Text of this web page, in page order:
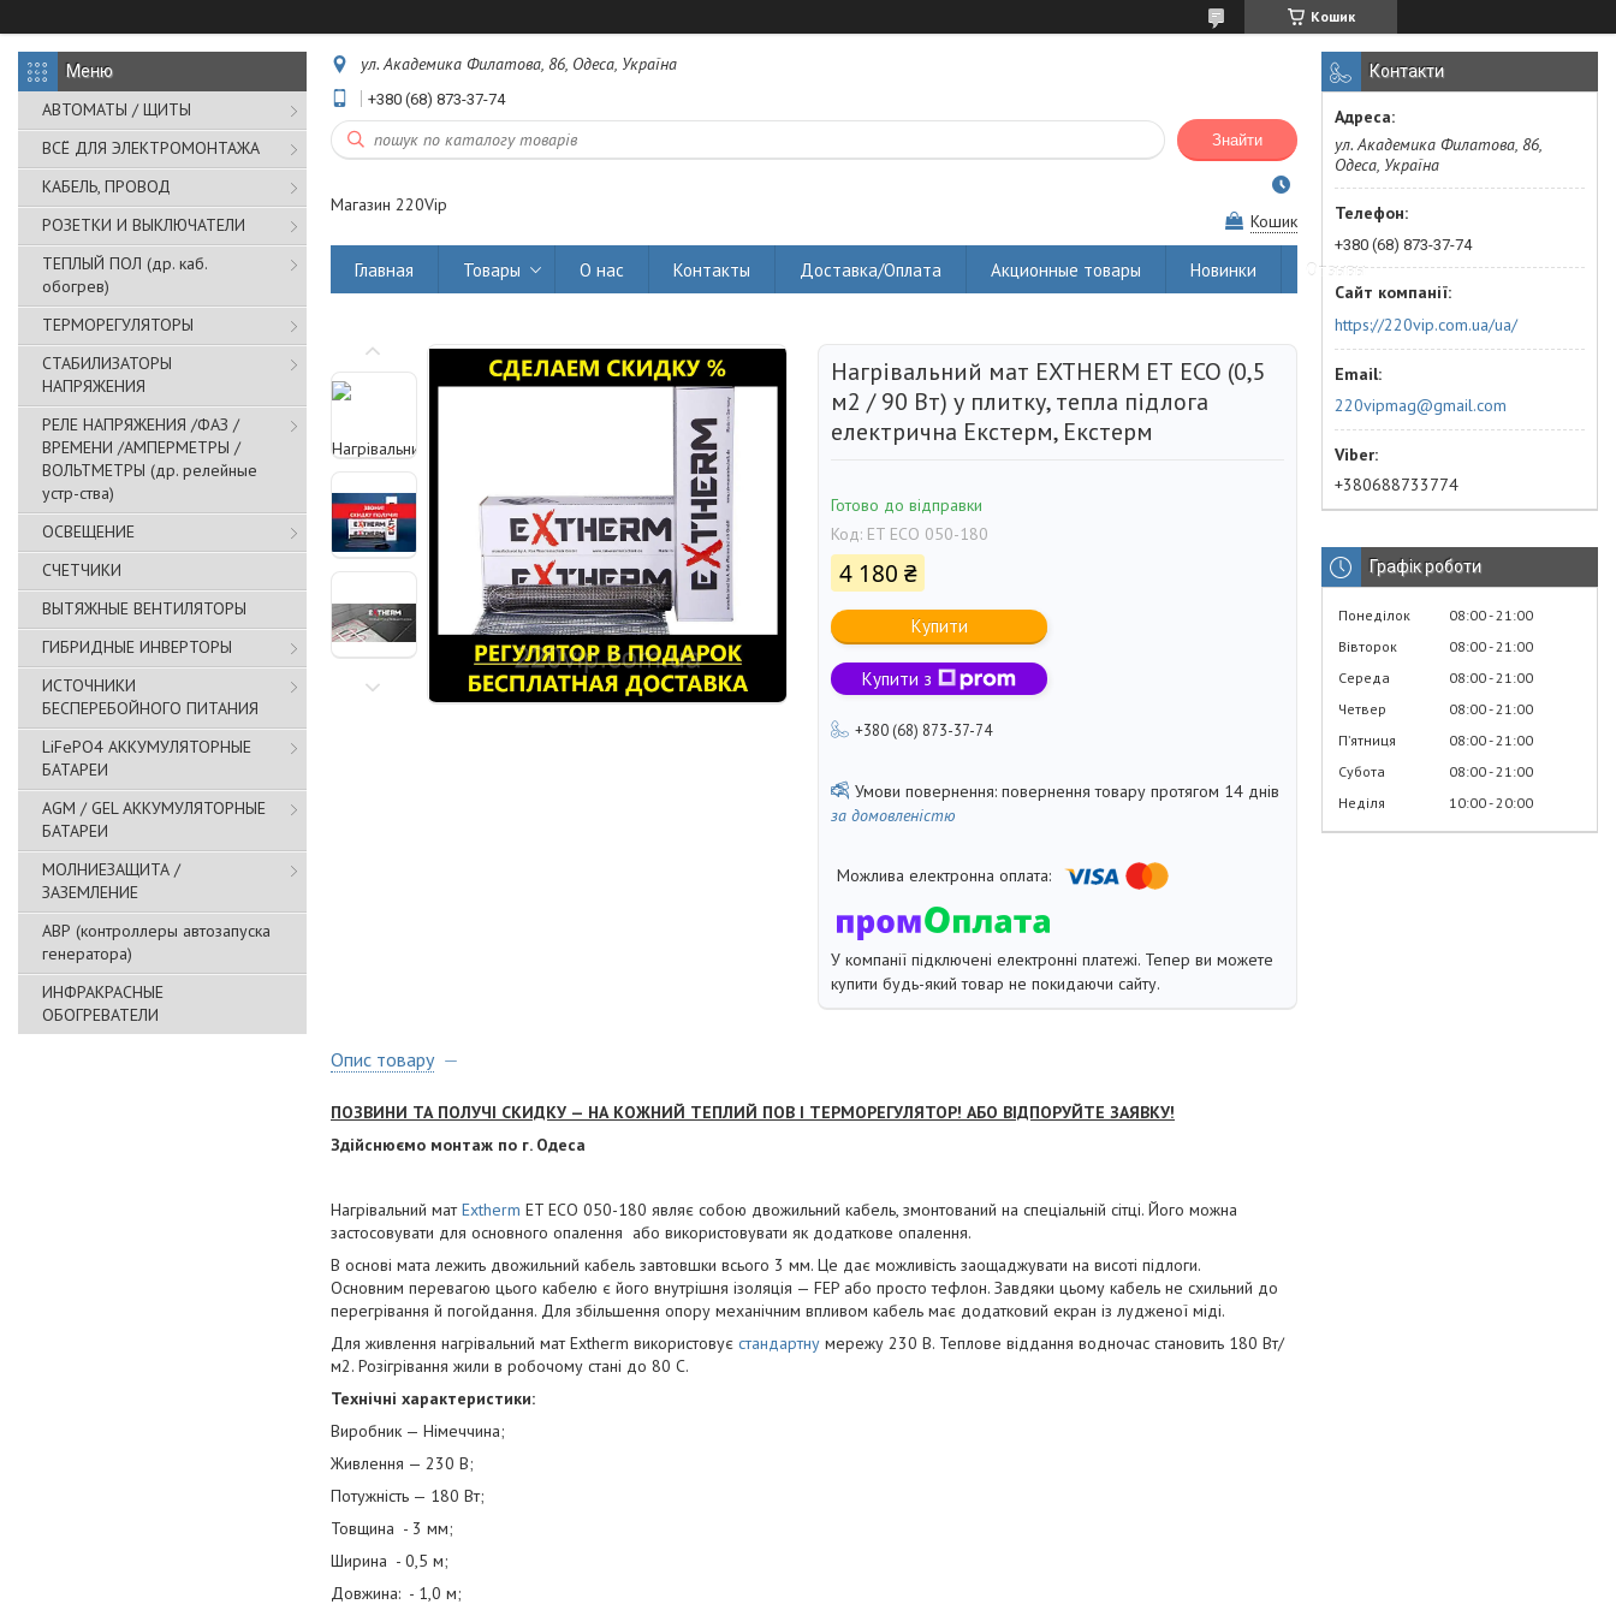
Кошик
АВТОМАТЫ / ЩИТЫ
ВСЁ ДЛЯ ЭЛЕКТРОМОНТАЖА
КАБЕЛЬ, ПРОВОД
РОЗЕТКИ И ВЫКЛЮЧАТЕЛИ
ТЕПЛЫЙ ПОЛ (др. каб.
обогрев)
ТЕРМОРЕГУЛЯТОРЫ
СТАБИЛИЗАТОРЫ
НАПРЯЖЕНИЯ
РЕЛЕ НАПРЯЖЕНИЯ /ФАЗ /
ВРЕМЕНИ /АМПЕРМЕТРЫ /
ВОЛЬТМЕТРЫ (др. релейные
устр-ства)
ОСВЕЩЕНИЕ
СЧЕТЧИКИ
ВЫТЯЖНЫЕ ВЕНТИЛЯТОРЫ
ГИБРИДНЫЕ ИНВЕРТОРЫ
ИСТОЧНИКИ
БЕСПЕРЕБОЙНОГО ПИТАНИЯ
LiFePO4 АККУМУЛЯТОРНЫЕ
БАТАРЕИ
AGM / GEL АККУМУЛЯТОРНЫЕ
БАТАРЕИ
МОЛНИЕЗАЩИТА /
ЗАЗЕМЛЕНИЕ
АВР (контроллеры автозапуска
генератора)
ИНФРАКРАСНЫЕ
ОБОГРЕВАТЕЛИ
ул. Академика Филатова, 86, Одеса, Україна
+380 (68) 873-37-74
Знайти
Магазин 220Vip
Кошик
Главная Товары О нас Контакты Доставка/Оплата Акционные товары Новинки Отзывы
Нагрівальний мат EXTHERM ЕТ ЕСО (0,5
м2 / 90 Вт) у плитку, тепла підлога
електрична Екстерм, Екстерм
Готово до відправки
Код: ET ECO 050-180
4 180 ₴
Купити
Купити з
+380 (68) 873-37-74
повернення товару протягом 14 днів
за домовленістю
У компанії підключені електронні платежі. Тепер ви можете
купити будь-який товар не покидаючи сайту.
Опис товару
ПОЗВИНИ ТА ПОЛУЧІ СКИДКУ — НА КОЖНИЙ ТЕПЛИЙ ПОВ І ТЕРМОРЕГУЛЯТОР! АБО ВІДПОРУЙТЕ ЗАЯВКУ!
Здійснюємо монтаж по г. Одеса
Нагрівальний матExtherm ET ECO 050-180 являє собою двожильний кабель, змонтований на спеціальній сітці. Його можна
застосовувати для основного опалення або використовувати як додаткове опалення.
В основі мата лежить двожильний кабель завтовшки всього 3 мм. Це дає можливість заощаджувати на висоті підлоги.
Основним перевагою цього кабелю є його внутрішня ізоляція — FEP або просто тефлон. Завдяки цьому кабель не схильний до
перегрівання й погойдання. Для збільшення опору механічним впливом кабель має додатковий екран із лудженої міді.
Для живлення нагрівальний мат Extherm використовує стандартну мережу 230 В. Теплове віддання водночас становить 180 Вт/
м2. Розігрівання жили в робочому стані до 80 С.
Технічні характеристики:
Виробник — Німеччина;
Живлення — 230 В;
Потужність — 180 Вт;
Товщина - 3 мм;
Ширина - 0,5 м;
Довжина: - 1,0 м;
Контакти
ул. Академика Филатова, 86,
Одеса, Україна
+380 (68) 873-37-74
https://220vip.com.ua/ua/
220vipmag@gmail.com
+380688733774
Графік роботи
Понеділок 08:00 21:00
Вівторок
08:00 21:00
Середа
08:00 21:00
Четвер
08:00 21:00
Пʼятниця
08:00 21:00
Субота
08:00 21:00
Неділя
10:00 20:00